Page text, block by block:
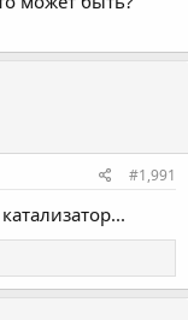
#1,991